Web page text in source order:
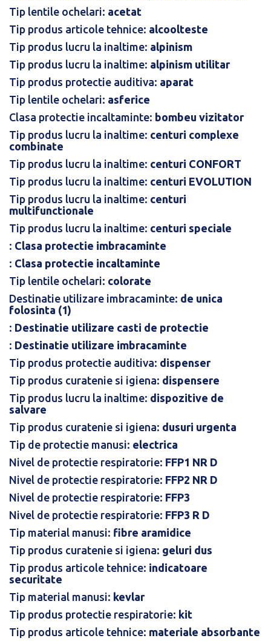
Tip lentile ochelari: acetat
Tip produs articole tehnice: alcoolteste
Tip produs lucru la inaltime: alpinism
Tip produs lucru la inaltime: alpinism utilitar
Tip produs protectie auditiva: aparat
Tip lentile ochelari: asferice
Clasa protectie incaltaminte: bombeu vizitator
Tip produs lucru la inaltime: centuri complexe
combinate
Tip produs lucru la inaltime: centuri CONFORT
Tip produs lucru la inaltime: centuri EVOLUTION
Tip produs lucru la inaltime: centuri
multifunctionale
Tip produs lucru la inaltime: centuri speciale
: Clasa protectie imbracaminte
: Clasa protectie incaltaminte
Tip lentile ochelari: colorate
Destinatie utilizare imbracaminte: de unica
folosinta (1)
: Destinatie utilizare casti de protectie
: Destinatie utilizare imbracaminte
Tip produs protectie auditiva: dispenser
Tip produs curatenie si igiena: dispensere
Tip produs lucru la inaltime: dispozitive de
salvare
Tip produs curatenie si igiena: dusuri urgenta
Tip de protectie manusi: electrica
Nivel de protectie respiratorie: FFP1 NR D
Nivel de protectie respiratorie: FFP2 NR D
Nivel de protectie respiratorie: FFP3
Nivel de protectie respiratorie: FFP3 R D
Tip material manusi: fibre aramidice
Tip produs curatenie si igiena: geluri dus
Tip produs articole tehnice: indicatoare
securitate
Tip material manusi: kevlar
Tip produs protectie respiratorie: kit
Tip produs articole tehnice: materiale absorbante